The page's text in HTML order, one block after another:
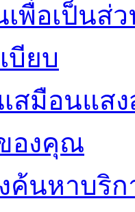
พื่อเป็นส่
บียบ
สมือนแส
องคุณ
นหาบริกา